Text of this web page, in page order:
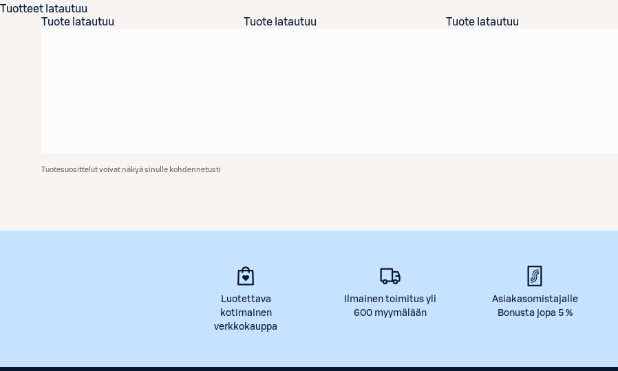
Tuotteet latautuu
Tuote latautuu
Tuote latautuu Tuote latautuu
Tuotesuosittelut voivat näkyä sinulle kohdennetusti
Luotettava
kotimainen
verkkokauppa
Ilmainen toimitus yli
600 myymälään
Asiakasomistajalle
Bonusta jopa 5 %